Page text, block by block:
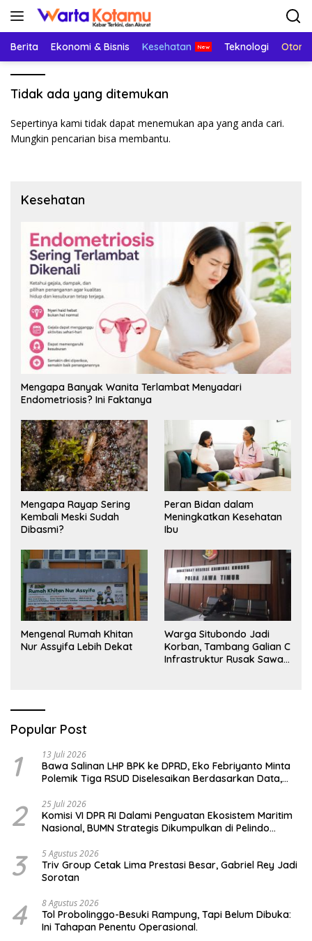
Langsung
Berita Ekonomi & Bisnis Kesehatan Teknologi
Tidak ada yang ditemukan
Sepertinya kami tidak dapat menemukan apa yang anda cari.
Mungkin pencarian bisa membantu.
Kesehatan
Mengapa Banyak Wanita Terlambat Menyadari
Endometriosis? Ini Faktanya
Mengapa Rayap Sering
Kembali Meski Sudah
Dibasmi?
Peran Bidan dalam
Meningkatkan Kesehatan
Ibu
Mengenal Rumah Khitan
Nur Assyifa Lebih Dekat
Warga Situbondo Jadi
Korban, Tambang Galian C
Infrastruktur Rusak Sawah
Popular Post
1 13 Juli 2026
Bawa Salinan LHP BPK ke DPRD, Eko Febriyanto Minta
Polemik Tiga RSUD Diselesaikan Berdasarkan Data,
2 25 Juli 2026
Komisi VI DPR RI Dalami Penguatan Ekosistem Maritim
Nasional, BUMN Strategis Dikumpulkan di Pelindo
3 5 Agustus 2026
Triv Group Cetak Lima Prestasi Besar, Gabriel Rey Jadi
Sorotan
4 8 Agustus 2026
Tol Probolinggo-Besuki Rampung, Tapi Belum Dibuka:
Ini Tahapan Penentu Operasional.